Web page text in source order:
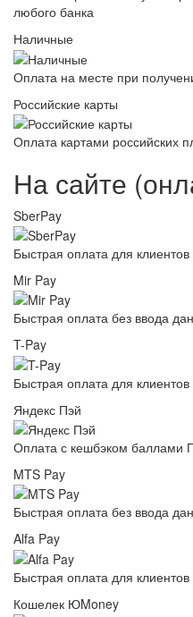
любого банка
Наличные
Оплата на месте при
Российские карты
Оплата картами российских
На сайте
SberPay
Быстрая оплата для
Mir Pay
Быстрая оплата без ввода
T-Pay
Быстрая оплата для
Яндекс Пэй
Оплата с кешбэком баллами
MTS Pay
Быстрая оплата без ввода
Alfa Pay
Быстрая оплата для
Кошелек ЮMoney